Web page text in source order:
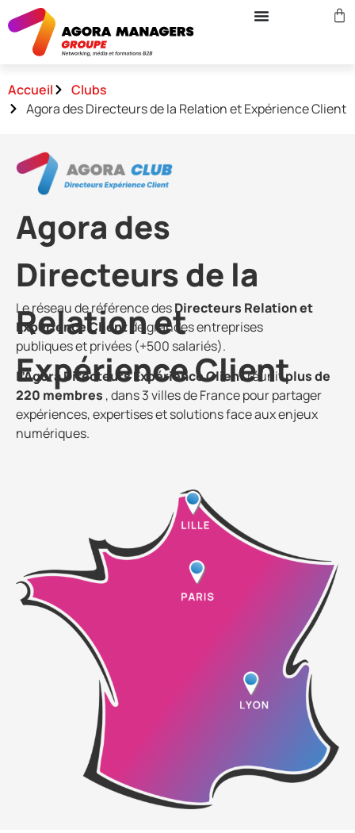
Accueil
Clubs
Agora des Directeurs de la Relation et Expérience Client
Agora des
Directeurs de la
Relation et
Expérience Client
Le réseau de référence desDirecteurs Relation et
Expérience Client de grandes entreprises
publiques et privées (+500 salariés).
L’Agora Directeurs Expérience Clientréunitplus de
220 membres , dans 3 villes de France pour partager
expériences, expertises et solutions face aux enjeux
numériques.